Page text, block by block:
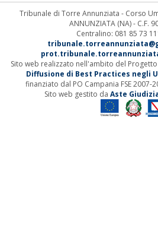
Tribunale di Torre Annunziata - Corso
ANNUNZIATA (NA) - C.F.
Centralino: 081 85 73
Sito web realizzato nell'ambito del
Diffusione di Best Practices negli
finanziato dal PO Campania FSE 2007-
Sito web gestito da Aste